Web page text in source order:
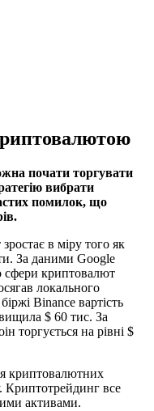
почати торгувати
вибрати
помилок, що
в міру того як
За даними Google
сфери криптовалют
локального
Binance вартість
$ 60 тис. За
торгується на рівні $
криптовалютних
Криптотрейдинг все
активами.